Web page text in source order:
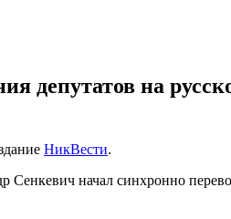
депутатов на
НикВести.
Сенкевич начал синхронно